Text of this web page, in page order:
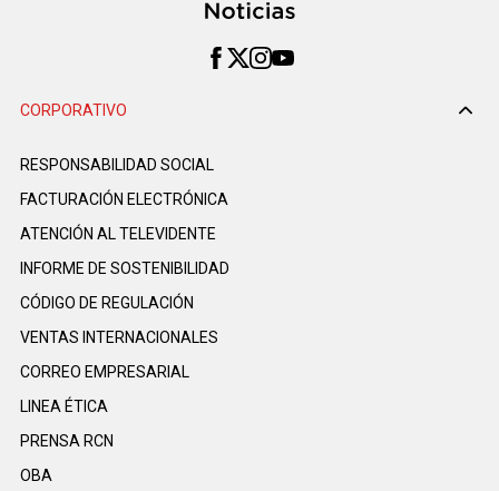
CORPORATIVO
RESPONSABILIDAD SOCIAL
FACTURACIÓN ELECTRÓNICA
ATENCIÓN AL TELEVIDENTE
INFORME DE SOSTENIBILIDAD
CÓDIGO DE REGULACIÓN
VENTAS INTERNACIONALES
CORREO EMPRESARIAL
LINEA ÉTICA
PRENSA RCN
OBA